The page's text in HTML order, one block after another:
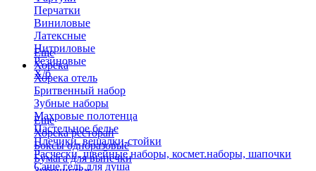
Перчатки
Виниловые
Латексные
Нитриловые
Резиновые
Х/б
Еще
Хорека
Хорека отель
Бритвенный набор
Зубные наборы
Махровые полотенца
Пастельное белье
Плечики, вешалки-стойки
Расчески, швейные наборы, космет.наборы, шапочки
Саше гель для душа
Еще
Хорека ресторан
Боксы одноразовые
Бумага для выпечки